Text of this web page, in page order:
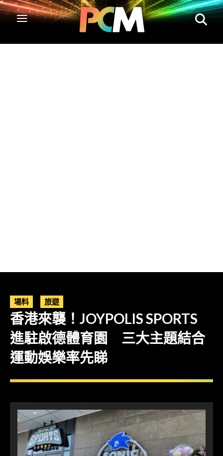
場料 旅遊
香港來襲！JOYPOLIS SPORTS
進駐啟德體育園 三大主題結合
運動娛樂率先睇